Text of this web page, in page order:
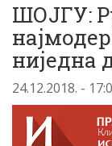
ШОЈГУ:
ниједна
24.12.2018. -